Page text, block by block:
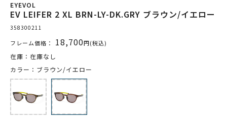
EYEVOL
EV LEIFER 2 XL BRN-LY-DK.GRY ブラウン/イエロー
358300211
フレーム価格： 18,700円(税込)
在庫：在庫なし
カラー：ブラウン/イエロー